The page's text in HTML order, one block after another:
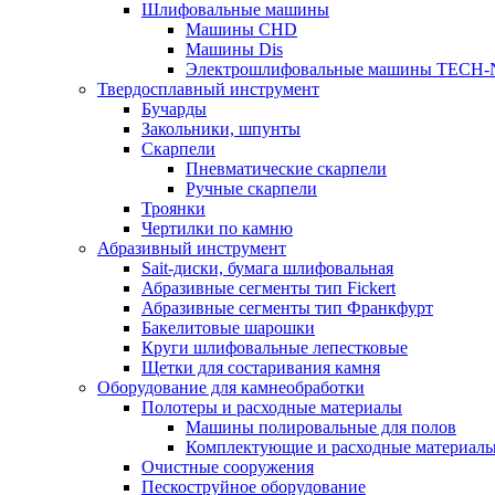
Шлифовальные машины
Машины CHD
Машины Dis
Электрошлифовальные машины TECH-
Твердосплавный инструмент
Бучарды
Закольники, шпунты
Скарпели
Пневматические скарпели
Ручные скарпели
Троянки
Чертилки по камню
Абразивный инструмент
Sait-диски, бумага шлифовальная
Абразивные сегменты тип Fickert
Абразивные сегменты тип Франкфурт
Бакелитовые шарошки
Круги шлифовальные лепестковые
Щетки для состаривания камня
Оборудование для камнеобработки
Полотеры и расходные материалы
Машины полировальные для полов
Комплектующие и расходные
Очистные сооружения
Пескоструйное оборудование